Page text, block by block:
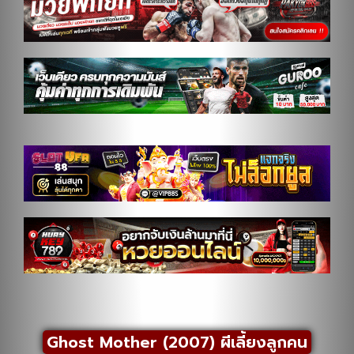
Ghost Mother (2007) ผีเลี้ยงลูกคน